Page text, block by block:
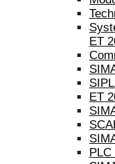
ET
ET
PLC